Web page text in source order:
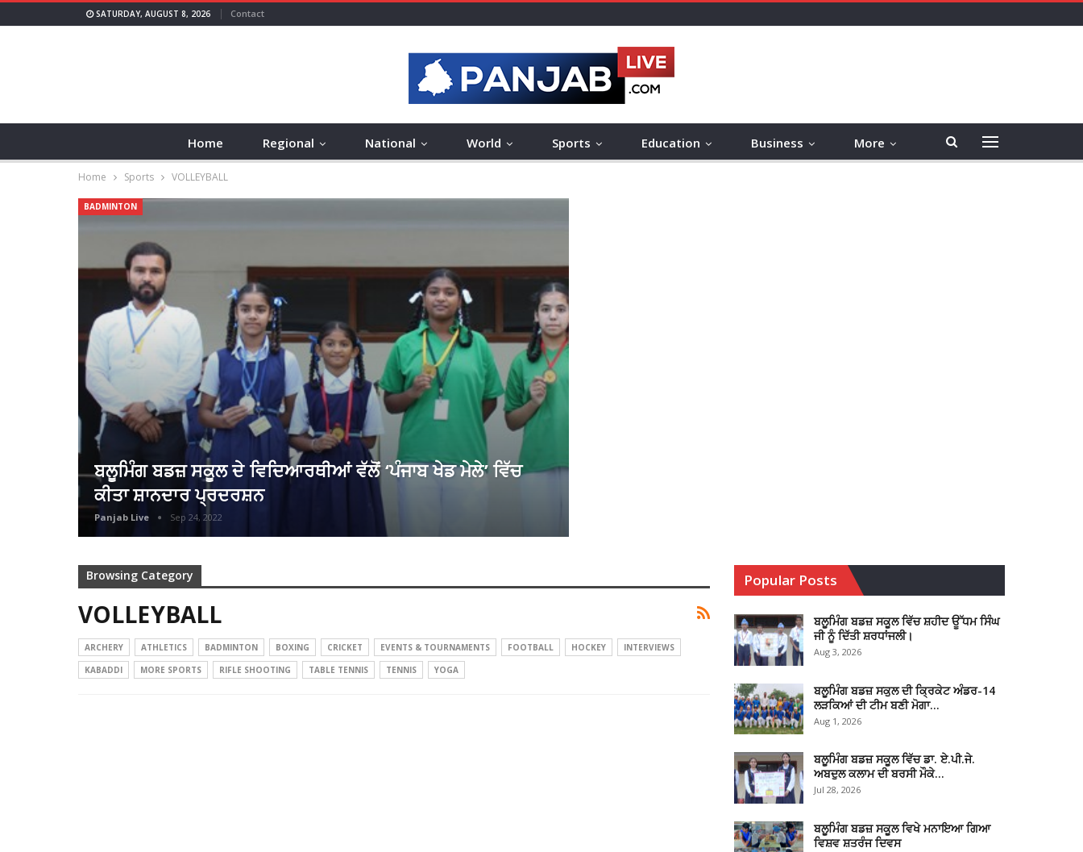
SATURDAY, AUGUST 8, 2026 Contact
Home Regional National World Sports Education Business More
Home Sports VOLLEYBALL
BADMINTON
ਬਲੂਮਿੰਗ ਬਡਜ਼ ਸਕੂਲ ਦੇ ਵਿਦਿਆਰਥੀਆਂ ਵੱਲੋਂ ‘ਪੰਜਾਬ ਖੇਡ ਮੇਲੇ’ ਵਿੱਚ
ਕੀਤਾ ਸ਼ਾਨਦਾਰ ਪ੍ਰਦਰਸ਼ਨ
Panjab Live Sep 24, 2022
Browsing Category
VOLLEYBALL
ARCHERY ATHLETICS BADMINTON BOXING CRICKET EVENTS & TOURNAMENTS FOOTBALL HOCKEY
INTERVIEWS
KABADDI
MORE SPORTS RIFLE SHOOTING TABLE TENNIS TENNIS YOGA
Popular Posts
ਬਲੂਮਿੰਗ ਬਡਜ਼ ਸਕੂਲ ਵਿੱਚ ਸ਼ਹੀਦ ਊੱਧਮ ਸਿੰਘ
ਜੀ ਨੂੰ ਦਿੱਤੀ ਸ਼ਰਧਾਂਜਲੀ।
Aug 3, 2026
ਬਲੂਮਿੰਗ ਬਡਜ਼ ਸਕੁਲ ਦੀ ਕ੍ਰਿਕੇਟ ਅੰਡਰ-14
ਲੜਕਿਆਂ ਦੀ ਟੀਮ ਬਣੀ ਮੋਗਾ…
Aug 1, 2026
ਬਲੂਮਿੰਗ ਬਡਜ਼ ਸਕੂਲ ਵਿੱਚ ਡਾ. ਏ.ਪੀ.ਜੇ.
ਅਬਦੁਲ ਕਲਾਮ ਦੀ ਬਰਸੀ ਮੌਕੇ…
Jul 28, 2026
ਬਲੂਮਿੰਗ ਬਡਜ਼ ਸਕੂਲ ਵਿਖੇ ਮਨਾਇਆ ਗਿਆ
ਵਿਸ਼ਵ ਸ਼ਤਰੰਜ ਦਿਵਸ